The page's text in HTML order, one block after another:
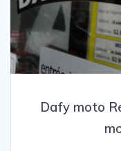
Dafy moto